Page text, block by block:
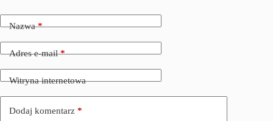
Nazwa*
Adres e-mail*
Witryna internetowa
Dodaj komentarz *